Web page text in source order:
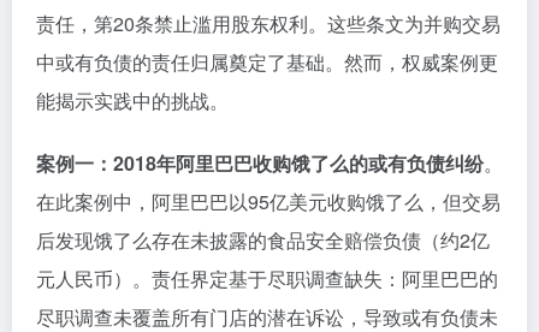
责任，第20条禁止滥用股东权利。这些条文为并购交易
中或有负债的责任归属奠定了基础。然而，权威案例更
能揭示实践中的挑战。
案例一：2018年阿里巴巴收购饿了么的或有负债纠纷。
在此案例中，阿里巴巴以95亿美元收购饿了么，但交易
后发现饿了么存在未披露的食品安全赔偿负债（约2亿
元人民币）。责任界定基于尽职调查缺失：阿里巴巴的
尽职调查未覆盖所有门店的潜在诉讼，导致或有负债未